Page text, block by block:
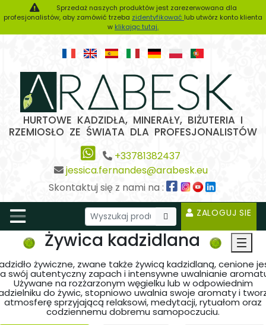
Sprzedaż naszych produktów jest zarezerwowana dla
profesjonalistów, aby zamówić trzeba zidentyfikować lub utwórz konto klienta
w klikając tutaj.
HURTOWE KADZIDŁA, MINERAŁY, BIŻUTERIA I
RZEMIOSŁO ZE ŚWIATA DLA PROFESJONALISTÓW
+33781382437
jessica.fernandes@arabesk.eu
Skontaktuj się z nami na :
ZALOGUJ SIE
Żywica kadzidlana
żywiczne, zwane także żywicą kadzidlaną, cenione
swój autentyczny zapach i intensywne uwalnianie
Używane na rozżarzonym węgielku lub w odpowiednim
do żywic, stopniowo uwalnia swoje aromaty i
atmosferę sprzyjającą relaksowi, medytacji, rytuałom oraz
codziennemu dobremu samopoczuciu.